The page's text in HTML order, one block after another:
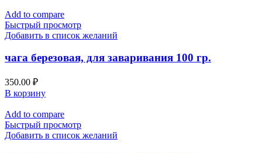
Add to compare
Быстрый просмотр
Добавить в список желаний
чага березовая, для заваривания 100 гр.
350.00 ₽
В корзину
Add to compare
Быстрый просмотр
Добавить в список желаний